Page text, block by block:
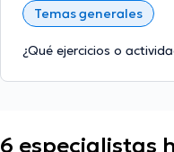
Temas generales
¿Qué ejercicios o
6 especialistas